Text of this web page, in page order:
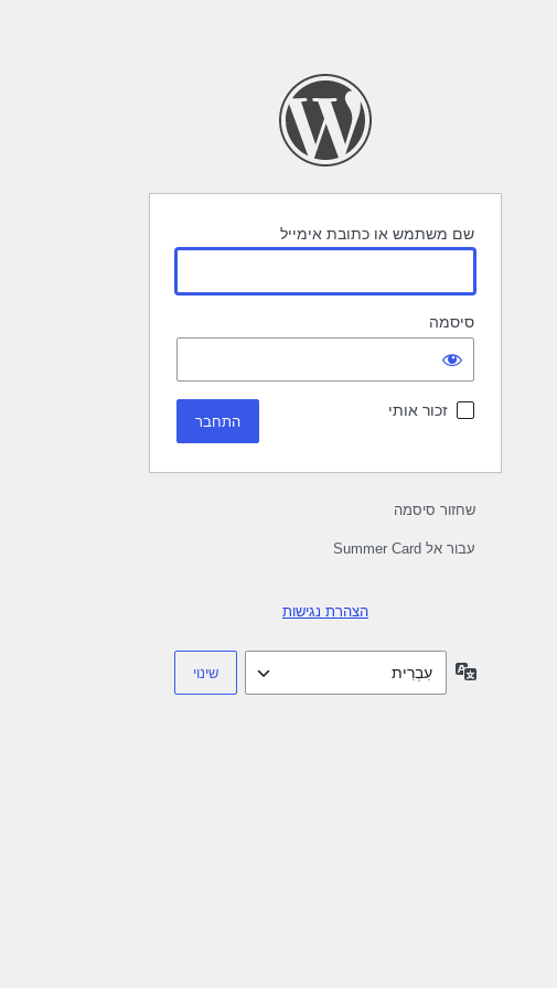
שם משתמש או כתובת אימייל
סיסמה
זכור אותי
שחזור סיסמה
עבור אל Summer Card
הצהרת נגישות
שפה